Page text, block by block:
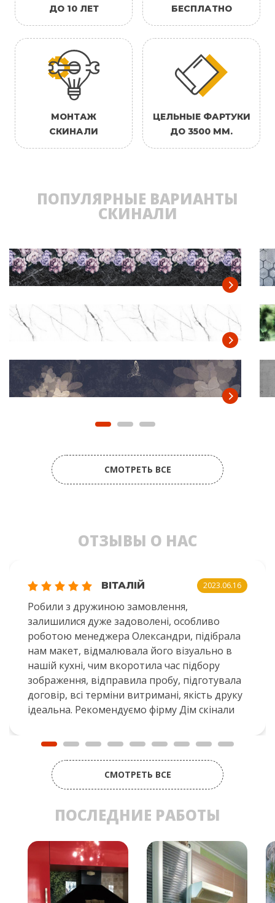
ДО 10 ЛЕТ
БЕСПЛАТНО
МОНТАЖ
СКИНАЛИ
ЦЕЛЬНЫЕ ФАРТУКИ
ДО 3500 ММ.
ПОПУЛЯРНЫЕ ВАРИАНТЫ
СКИНАЛИ
СМОТРЕТЬ ВСЕ
ОТЗЫВЫ О НАС
ВІТАЛІЙ 2023.06.16
Робили з дружиною замовлення,
залишилися дуже задоволені, особливо
роботою менеджера Олександри, підібрала
нам макет, відмалювала його візуально в
нашій кухні, чим вкоротила час підбору
зображення, відправила пробу, підготувала
договір, всі терміни витримані, якість друку
ідеальна. Рекомендуємо фірму Дім скінали
СМОТРЕТЬ ВСЕ
ПОСЛЕДНИЕ РАБОТЫ